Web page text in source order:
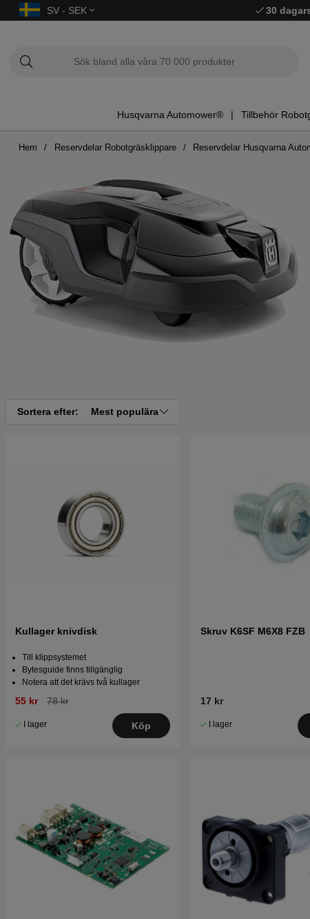
SV - SEK 30
Husqvarna Automower® Tillbehör
Hem Reservdelar Robotgräsklippare Reservdelar Husqvarna
Sortera efter: Mest populära
Kullager knivdisk
Till klippsystemet
Bytesguide finns tillgänglig
Notera att det krävs två kullager
55 kr 78 kr
I lager Köp
Skruv K6SF M6X8 FZB
17 kr
I lager